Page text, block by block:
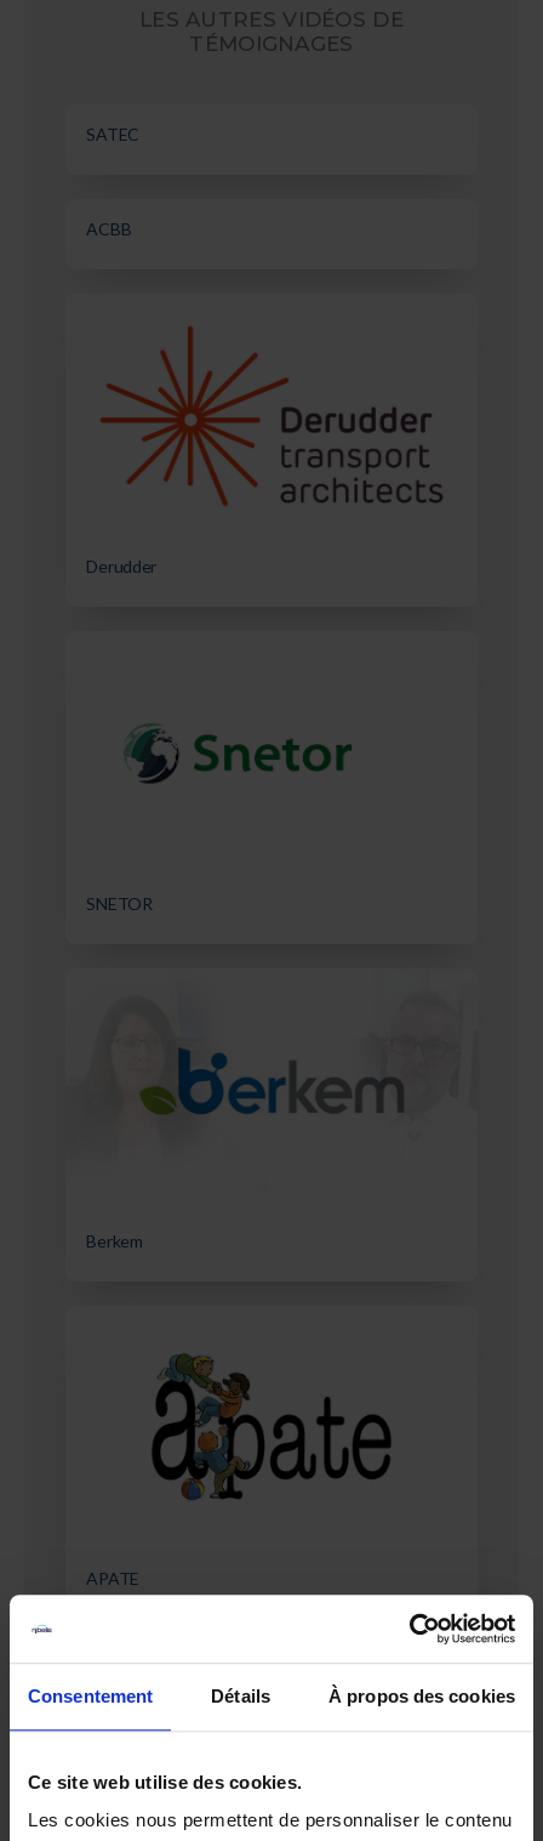
Consentement Détails À propos des cookies
Ce site web utilise des cookies.
Les cookies nous permettent de personnaliser le contenu
LES AUTRES VIDÉOS DE
TÉMOIGNAGES
SATEC
ACBB
Derudder
SNETOR
Berkem
APATE